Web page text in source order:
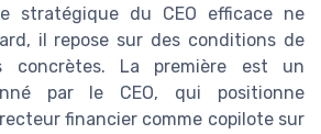
stratégique du CEO efficace ne
il repose sur des conditions de
concrètes. La première est un
par le CEO, qui positionne
financier comme copilote sur